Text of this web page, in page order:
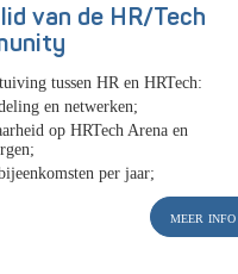
van de HR/Tech
tussen HR en HRTech:
en netwerken;
op HRTech Arena en
per jaar;
meer info